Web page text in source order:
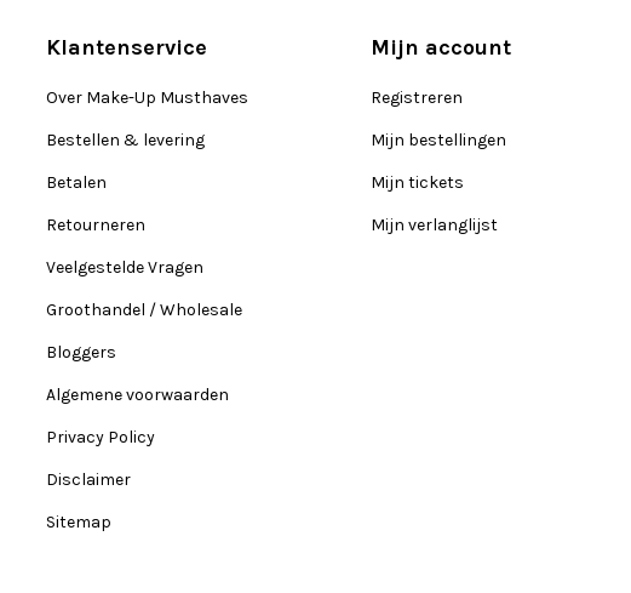
Klantenservice
Over Make-Up Musthaves
Bestellen & levering
Betalen
Retourneren
Veelgestelde Vragen
Groothandel / Wholesale
Bloggers
Algemene voorwaarden
Privacy Policy
Disclaimer
Sitemap
Mijn account
Registreren
Mijn bestellingen
Mijn tickets
Mijn verlanglijst